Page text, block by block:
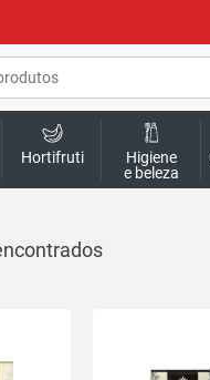
Hortifruti
Higiene
e beleza